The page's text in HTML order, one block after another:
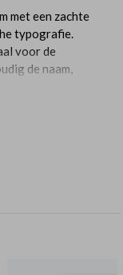
met een zachte
typografie.
voor de
de naam,